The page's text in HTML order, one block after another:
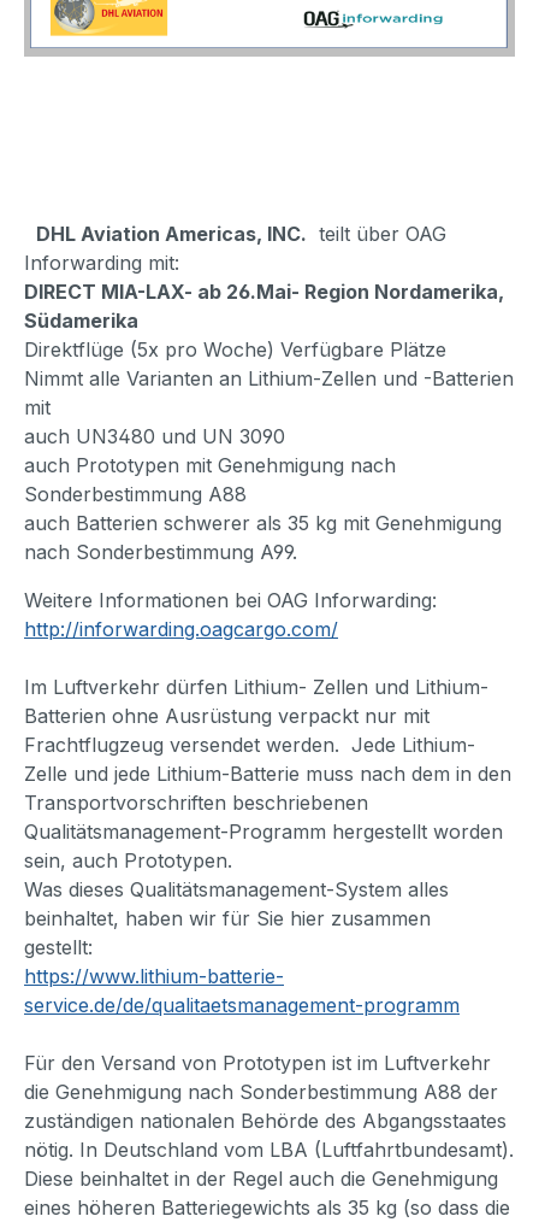
DHL Aviation Americas, INC. teilt über OAG
Inforwarding mit:
DIRECT MIA-LAX- ab 26.Mai- Region Nordamerika,
Südamerika
Direktflüge (5x pro Woche) Verfügbare Plätze
Nimmt alle Varianten an Lithium-Zellen und -Batterien
mit
auch UN3480 und UN 3090
auch Prototypen mit Genehmigung nach
Sonderbestimmung A88
auch Batterien schwerer als 35 kg mit Genehmigung
nach Sonderbestimmung A99.
Weitere Informationen bei OAG Inforwarding:
http://inforwarding.oagcargo.com/
Im Luftverkehr dürfen Lithium- Zellen und Lithium-
Batterien ohne Ausrüstung verpackt nur mit
Frachtflugzeug versendet werden. Jede Lithium-
Zelle und jede Lithium-Batterie muss nach dem in den
Transportvorschriften beschriebenen
Qualitätsmanagement-Programm hergestellt worden
sein, auch Prototypen.
Was dieses Qualitätsmanagement-System alles
beinhaltet, haben wir für Sie hier zusammen
gestellt:
https://www.lithium-batterie-
service.de/de/qualitaetsmanagement-programm
Für den Versand von Prototypen ist im Luftverkehr
die Genehmigung nach Sonderbestimmung A88 der
zuständigen nationalen Behörde des Abgangsstaates
nötig. In Deutschland vom LBA (Luftfahrtbundesamt).
Diese beinhaltet in der Regel auch die Genehmigung
eines höheren Batteriegewichts als 35 kg (so dass die